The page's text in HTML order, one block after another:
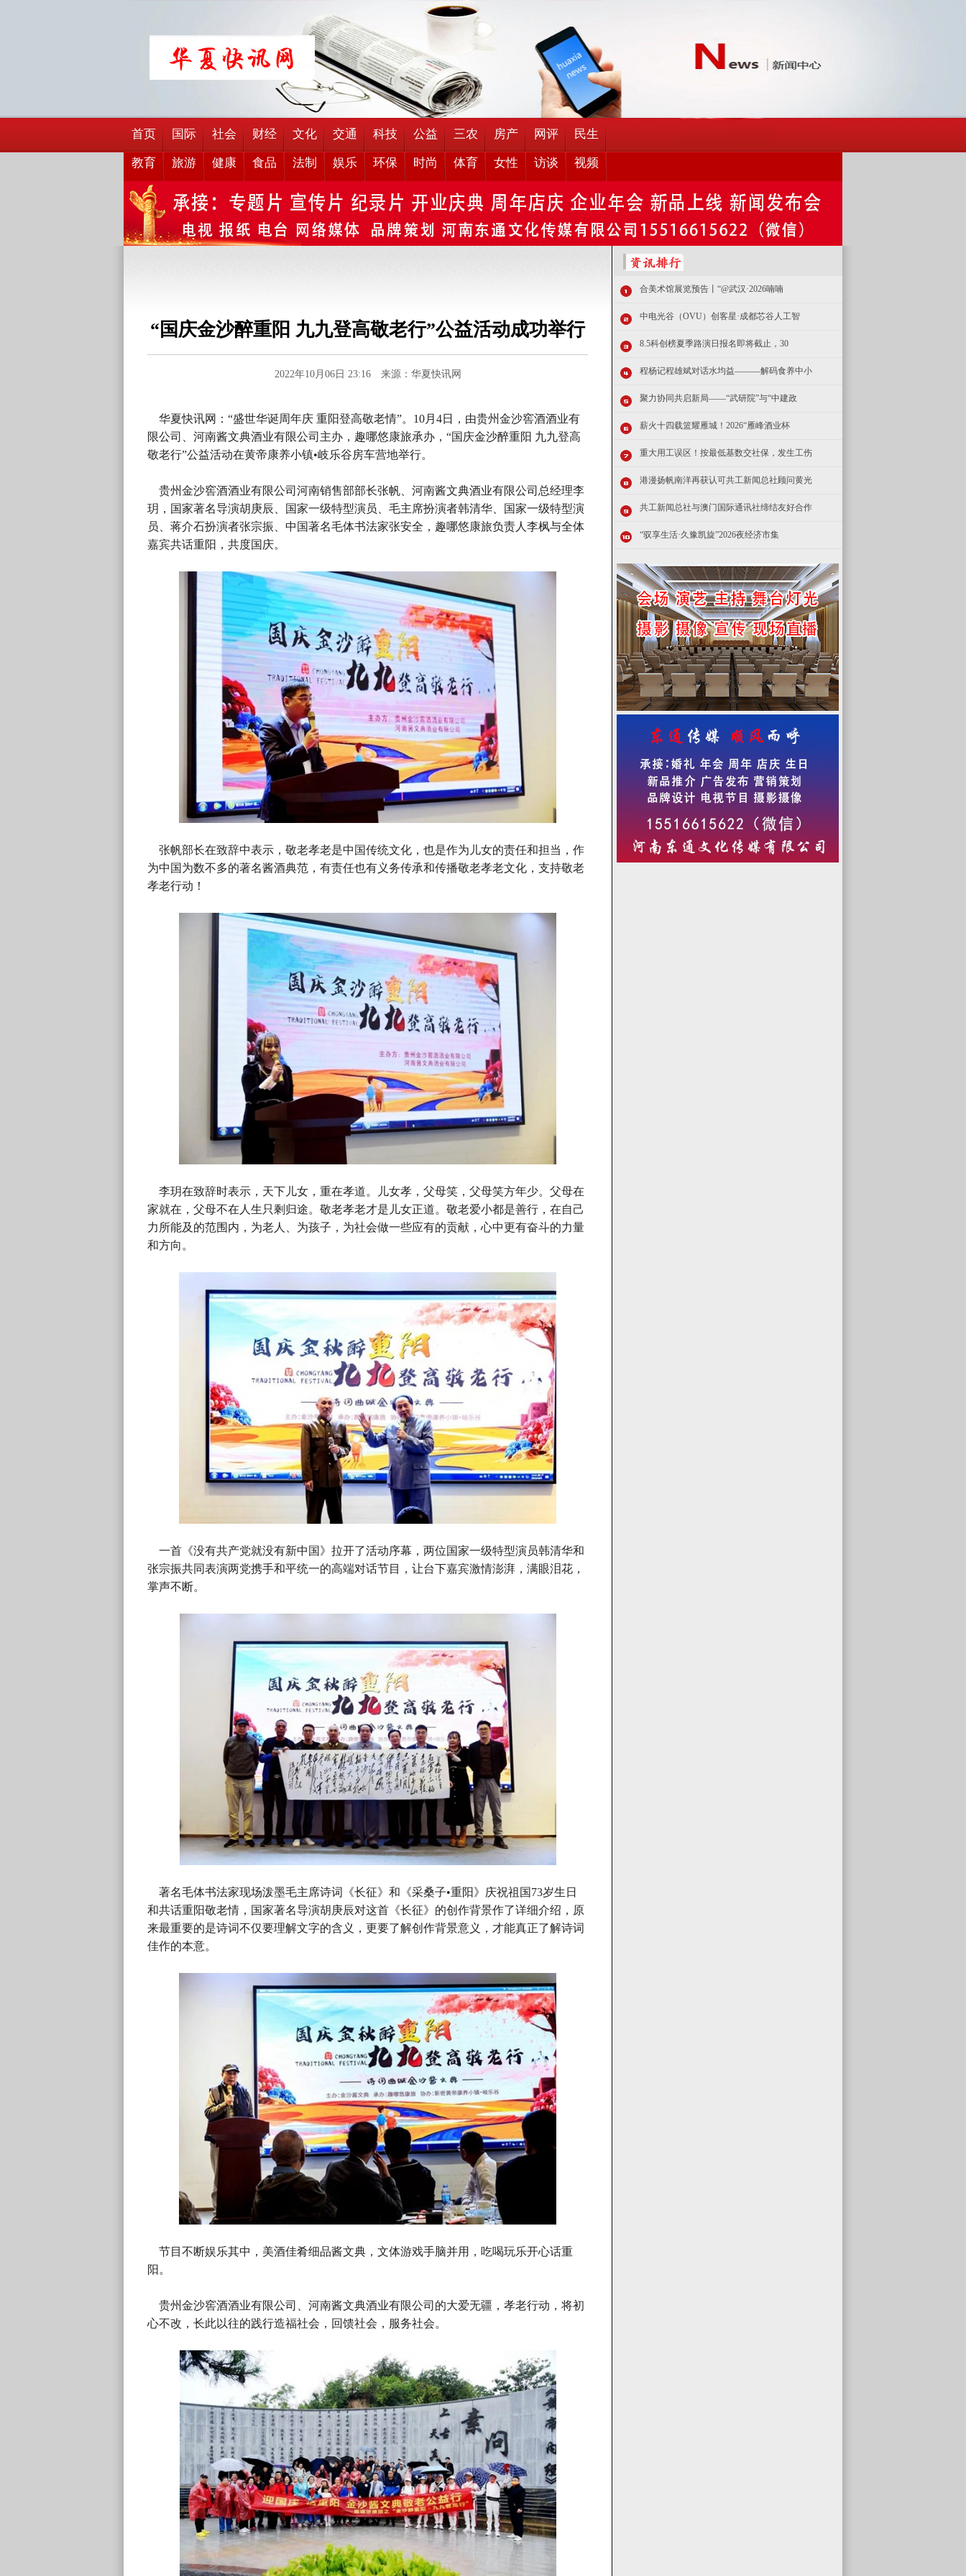
首页 国际 社会 财经 文化 交通 科技 公益 三农 房产 网评 民生
教育 旅游 健康 食品 法制 娱乐 环保 时尚 体育 女性 访谈 视频
“国庆金沙醉重阳 九九登高敬老行”公益活动成功举行
2022年10月06日 23:16 来源：华夏快讯网
华夏快讯网：“盛世华诞周年庆 重阳登高敬老情”。10月4日，由贵州金沙窖酒酒业有
限公司、河南酱文典酒业有限公司主办，趣哪悠康旅承办，“国庆金沙醉重阳 九九登高
敬老行”公益活动在黄帝康养小镇•岐乐谷房车营地举行。
贵州金沙窖酒酒业有限公司河南销售部部长张帆、河南酱文典酒业有限公司总经理李
玥，国家著名导演胡庚辰、国家一级特型演员、毛主席扮演者韩清华、国家一级特型演
员、蒋介石扮演者张宗振、中国著名毛体书法家张安全，趣哪悠康旅负责人李枫与全体
嘉宾共话重阳，共度国庆。
张帆部长在致辞中表示，敬老孝老是中国传统文化，也是作为儿女的责任和担当，作
为中国为数不多的著名酱酒典范，有责任也有义务传承和传播敬老孝老文化，支持敬老
孝老行动！
李玥在致辞时表示，天下儿女，重在孝道。儿女孝，父母笑，父母笑方年少。父母在
家就在，父母不在人生只剩归途。敬老孝老才是儿女正道。敬老爱小都是善行，在自己
力所能及的范围内，为老人、为孩子，为社会做一些应有的贡献，心中更有奋斗的力量
和方向。
一首《没有共产党就没有新中国》拉开了活动序幕，两位国家一级特型演员韩清华和
张宗振共同表演两党携手和平统一的高端对话节目，让台下嘉宾激情澎湃，满眼泪花，
掌声不断。
著名毛体书法家现场泼墨毛主席诗词《长征》和《采桑子•重阳》庆祝祖国73岁生日
和共话重阳敬老情，国家著名导演胡庚辰对这首《长征》的创作背景作了详细介绍，原
来最重要的是诗词不仅要理解文字的含义，更要了解创作背景意义，才能真正了解诗词
佳作的本意。
节目不断娱乐其中，美酒佳肴细品酱文典，文体游戏手脑并用，吃喝玩乐开心话重
阳。
贵州金沙窖酒酒业有限公司、河南酱文典酒业有限公司的大爱无疆，孝老行动，将初
心不改，长此以往的践行造福社会，回馈社会，服务社会。
合美术馆展览预告丨“@武汉·2026喃喃
中电光谷（OVU）创客星·成都芯谷人工智
8.5科创榜夏季路演日报名即将截止，30
程杨记程雄斌对话水均益———解码食养中小
聚力协同共启新局——“武研院”与“中建政
薪火十四载篮耀雁城！2026“雁峰酒业杯
重大用工误区！按最低基数交社保，发生工伤
港漫扬帆南洋再获认可共工新闻总社顾问黄光
共工新闻总社与澳门国际通讯社缔结友好合作
“驭享生活·久豫凯旋”2026夜经济市集